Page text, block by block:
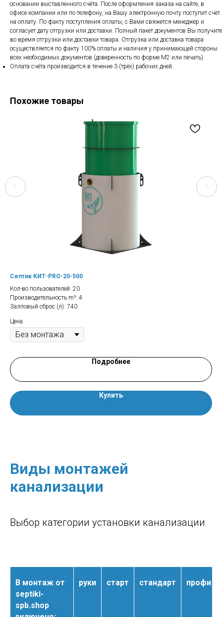
основании выставленного счёта. После оформления заказа на сайте, в
офисе компании или по телефону, на Вашу электронную почту поступит счёт
на оплату. По факту поступления оплаты, с Вами свяжется менеджер и
согласует дату отгрузки или доставки. Полный пакет документов Вы получите
во время отгрузки или доставки товара. Отгрузка или доставка товара
осуществляется по факту 100% оплаты и наличия у принимающей стороны
всех необходимых документов (доверенность по форме М2 или печать).
Оплата счёта производится в течение 3 (трёх) рабочих дней.
Похожие товары
Септик КИТ-PRO-20-500
Кол-во пользователей: 20
Производительность m³: 4
Залповый сброс (л): 740
Цена
Подробнее
Купить
Виды монтажей
канализации
Выбор категории установки канализации
В монтаж от
septiki-
spb.shop
руки старт стандарт профи